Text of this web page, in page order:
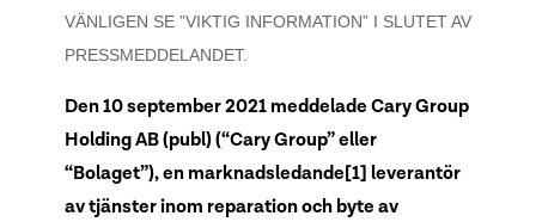
VÄNLIGEN SE ”VIKTIG INFORMATION” I SLUTET AV
PRESSMEDDELANDET.
Den 10 september 2021 meddelade Cary Group
Holding AB (publ) (“Cary Group” eller
“Bolaget”), en marknadsledande[1] leverantör
av tjänster inom reparation och byte av